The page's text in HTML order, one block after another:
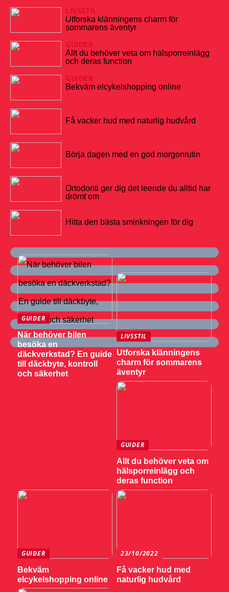
LIVSSTIL
Utforska klänningens charm för
sommarens äventyr
GUIDER
Allt du behöver veta om hälsporreinlägg
och deras function
GUIDER
Bekväm elcykelshopping online
Få vacker hud med naturlig hudvård
Börja dagen med en god morgonrutin
Ortodonti ger dig det leende du alltid har
drömt om
Hitta den bästa sminkningen för dig
GUIDER
När behöver bilen
besöka en
däckverkstad? En guide
till däckbyte, kontroll
och säkerhet
LIVSSTIL
Utforska klänningens
charm för sommarens
äventyr
GUIDER
Allt du behöver veta om
hälsporreinlägg och
deras function
GUIDER
Bekväm
elcykelshopping online
23/10/2022
Få vacker hud med
naturlig hudvård